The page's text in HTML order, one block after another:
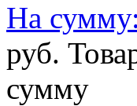
На сумму:
руб.
сумму